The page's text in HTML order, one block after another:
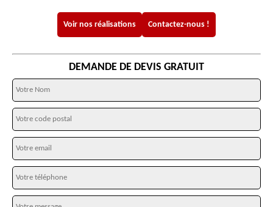
Voir nos réalisations Contactez-nous !
DEMANDE DE DEVIS GRATUIT